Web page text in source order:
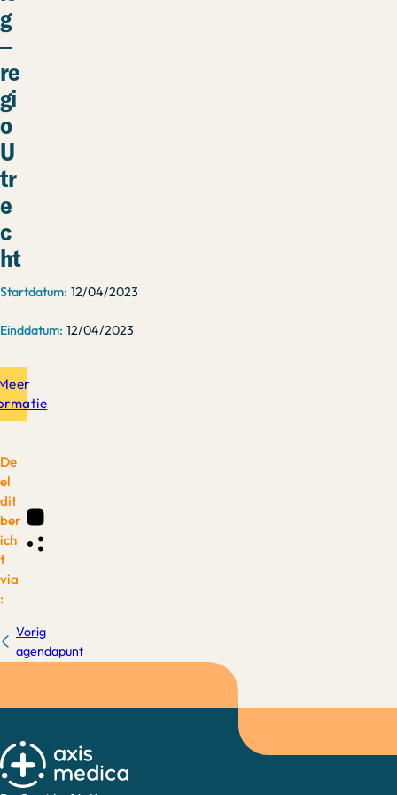
g
–
re
gi
o
U
tr
e
c
ht
12/04/2023
12/04/2023
De
el
dit
ber
ich
t
via
:
Vorig
agendapunt